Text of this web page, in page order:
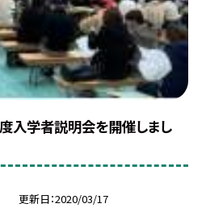
度入学者説明会を開催しまし
更新日 2020/03/17